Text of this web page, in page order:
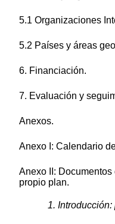
5.1 Organizaciones
5.2 Países y áreas
6. Financiación.
7. Evaluación y
Anexos.
Anexo I: Calendario
Anexo II:
propio plan.
1.